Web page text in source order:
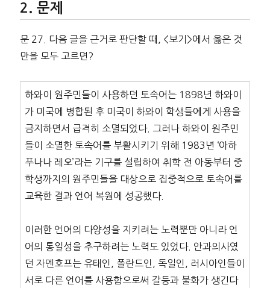
문제
문 27. 다음 글을 근거로 판단할 때, <보기>에서 옳은 것
만을 모두 고르면?
하와이 원주민들이 사용하던 토속어는 1898년 하와이
가 미국에 병합된 후 미국이 하와이 학생들에게 사용을
금지하면서 급격히 소멸되었다. 그러나 하와이 원주민
들이 소멸한 토속어를 부활시키기 위해 1983년 ‘아하
푸나나 레오’라는 기구를 설립하여 취학 전 아동부터 중
학생까지의 원주민들을 대상으로 집중적으로 토속어를
교육한 결과 언어 복원에 성공했다.
이러한 언어의 다양성을 지키려는 노력뿐만 아니라 언
어의 통일성을 추구하려는 노력도 있었다. 안과의사였
던 자멘호프는 유태인, 폴란드인, 독일인, 러시아인들이
서로 다른 언어를 사용함으로써 갈등과 불화가 생긴다